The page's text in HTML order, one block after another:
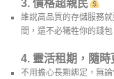
3. 價格超親民
誰說高品質的存儲服務
間，還不必犧牲你的錢包
4. 靈活租期，隨時
不用擔心長期綁定，無